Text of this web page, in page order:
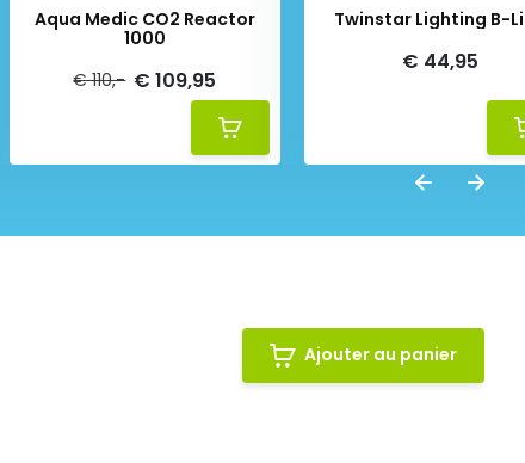
Aqua Medic CO2 Reactor
1000
€ 110,- € 109,95
Twinstar Lighting B-
€ 44,95
Ajouter au panier